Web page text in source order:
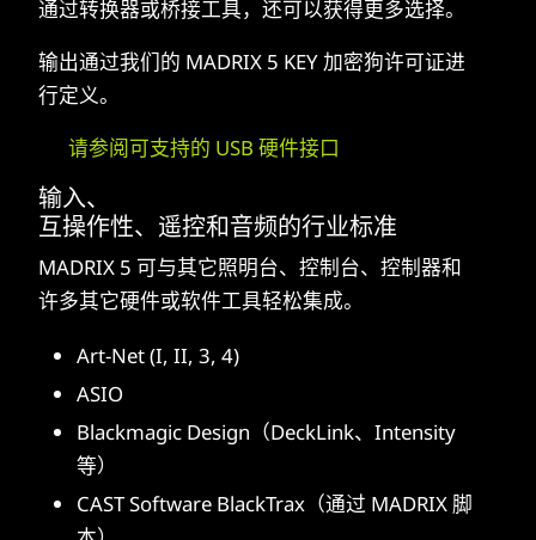
通过转换器或桥接工具，还可以获得更多选择。
输出通过我们的 MADRIX 5 KEY 加密狗许可证进
行定义。
请参阅可支持的 USB 硬件接口
输入、
互操作性、遥控和音频的行业标准
MADRIX 5 可与其它照明台、控制台、控制器和
许多其它硬件或软件工具轻松集成。
Art-Net (I, II, 3, 4)
ASIO
Blackmagic Design（DeckLink、Intensity
等）
CAST Software BlackTrax（通过 MADRIX 脚